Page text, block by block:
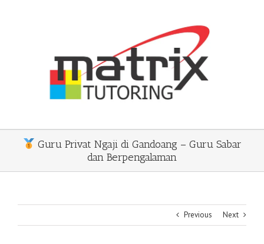
Guru Privat Ngaji di Gandoang – Guru Sabar
dan Berpengalaman
Previous Next